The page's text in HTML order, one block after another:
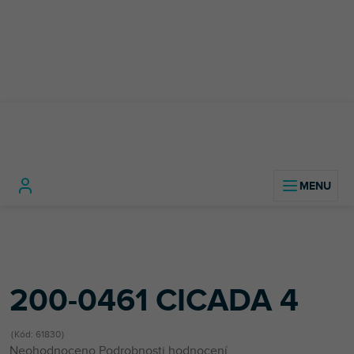
200-0461 CICADA 4
Kód: 61830
Průměrné
Neohodnoceno Podrobnosti hodnocení